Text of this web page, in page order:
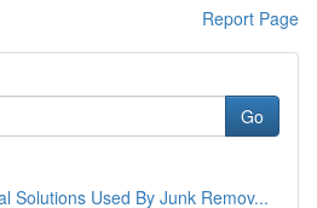
Report Page
Go
Solutions Used By Junk Remov...